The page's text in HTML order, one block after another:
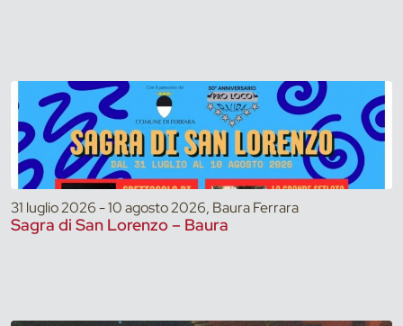
31 luglio 2026 - 10 agosto 2026, Baura Ferrara
Sagra di San Lorenzo – Baura